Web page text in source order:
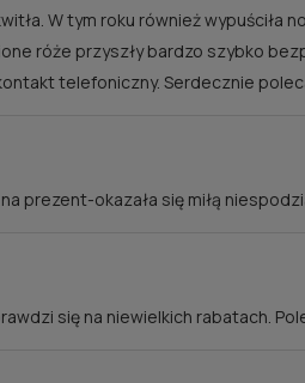
W tym roku również wypuściła
róże przyszły bardzo szybko
telefoniczny. Serdecznie
prezent-okazała się miłą
się na niewielkich rabatach.